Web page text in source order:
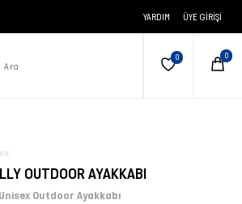
YARDIM ÜYE GIRIŞI
OUTDOOR AYAKKABI
Outdoor Ayakkabı